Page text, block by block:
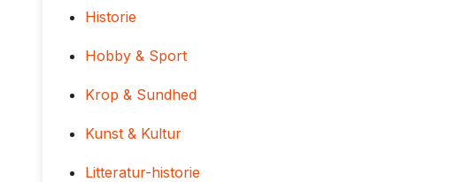
Historie
Hobby & Sport
Krop & Sundhed
Kunst & Kultur
Litteratur-historie